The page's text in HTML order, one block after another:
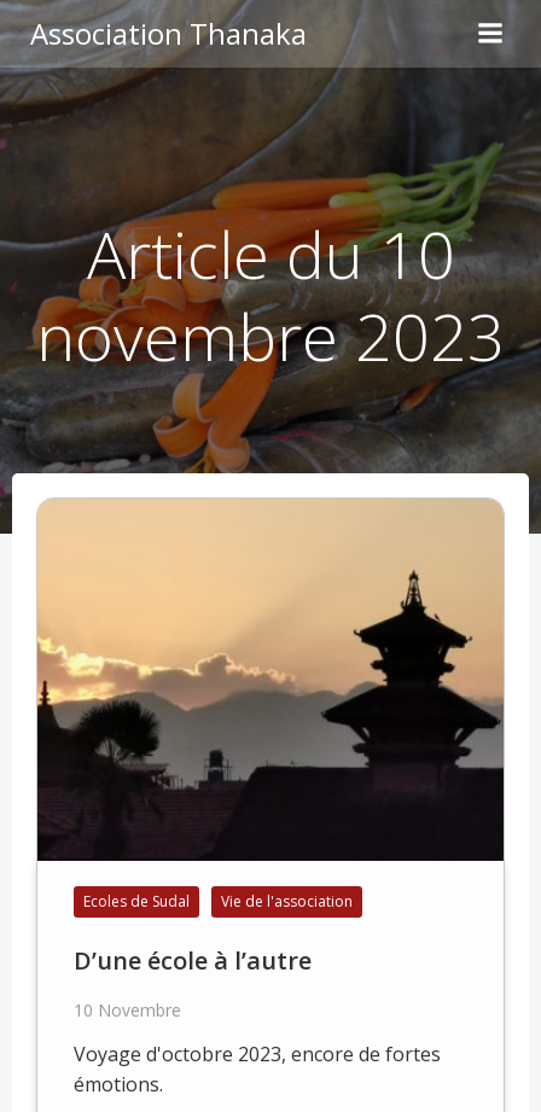
au
contenu
Association Thanaka
Article du 10
novembre 2023
Ecoles de Sudal Vie de l'association
D’une école à l’autre
10 Novembre
Voyage d'octobre 2023, encore de fortes
émotions.